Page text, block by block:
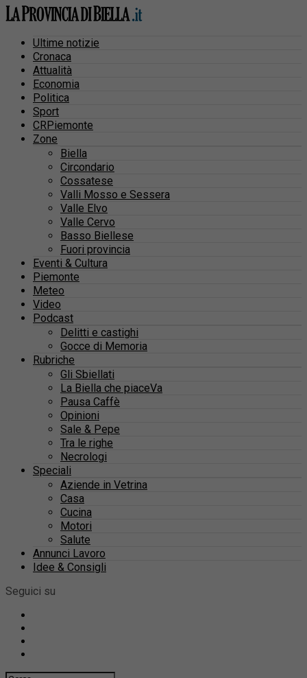
Ultime notizie
Cronaca
Attualità
Economia
Politica
Sport
CRPiemonte
Zone
Biella
Circondario
Cossatese
Valli Mosso e Sessera
Valle Elvo
Valle Cervo
Basso Biellese
Fuori provincia
Eventi & Cultura
Piemonte
Meteo
Video
Podcast
Delitti e castighi
Gocce di Memoria
Rubriche
Gli Sbiellati
La Biella che piaceVa
Pausa Caffè
Opinioni
Sale & Pepe
Tra le righe
Necrologi
Speciali
Aziende in Vetrina
Casa
Cucina
Motori
Salute
Annunci Lavoro
Idee & Consigli
Seguici su